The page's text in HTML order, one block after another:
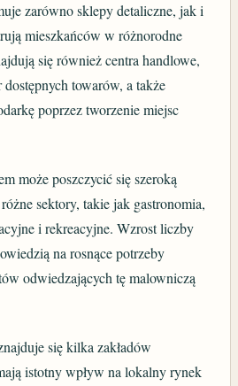
zarówno sklepy detaliczne, jak i
mieszkańców w różnorodne
się również centra handlowe,
towarów, a także
poprzez tworzenie miejsc
może poszczycić się szeroką
sektory, takie jak gastronomia,
i rekreacyjne. Wzrost liczby
na rosnące potrzeby
odwiedzających tę malowniczą
się kilka zakładów
istotny wpływ na lokalny rynek